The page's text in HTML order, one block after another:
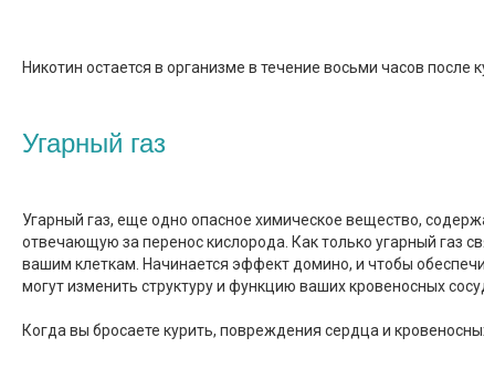
Никотин остается в организме в течение восьми часов
Угарный газ
Угарный газ, еще одно опасное химическое вещество,
отвечающую за перенос кислорода. Как только угарный газ
вашим клеткам. Начинается эффект домино, и чтобы
могут изменить структуру и функцию ваших кровеносных
Когда вы бросаете курить, повреждения сердца и